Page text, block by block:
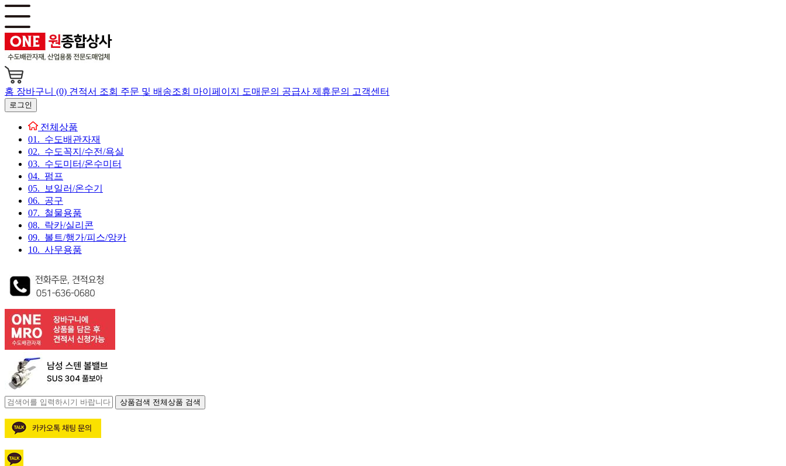
홈 장바구니 (0) 견적서 조회 주문 및 배송조회 마이페이지 도매문의 공급사 제휴문의 고객센터
로그인
전체상품
01. 수도배관자재
02. 수도꼭지/수전/욕실
03. 수도미터/온수미터
04. 펌프
05. 보일러/온수기
06. 공구
07. 철물용품
08. 락카/실리콘
09. 볼트/행가/피스/앙카
10. 사무용품
상품검색 전체상품 검색